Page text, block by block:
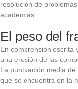
resolución de
academias.
El peso del
En comprensión escrita
una erosión de las
La puntuación media
que se encuentra en la